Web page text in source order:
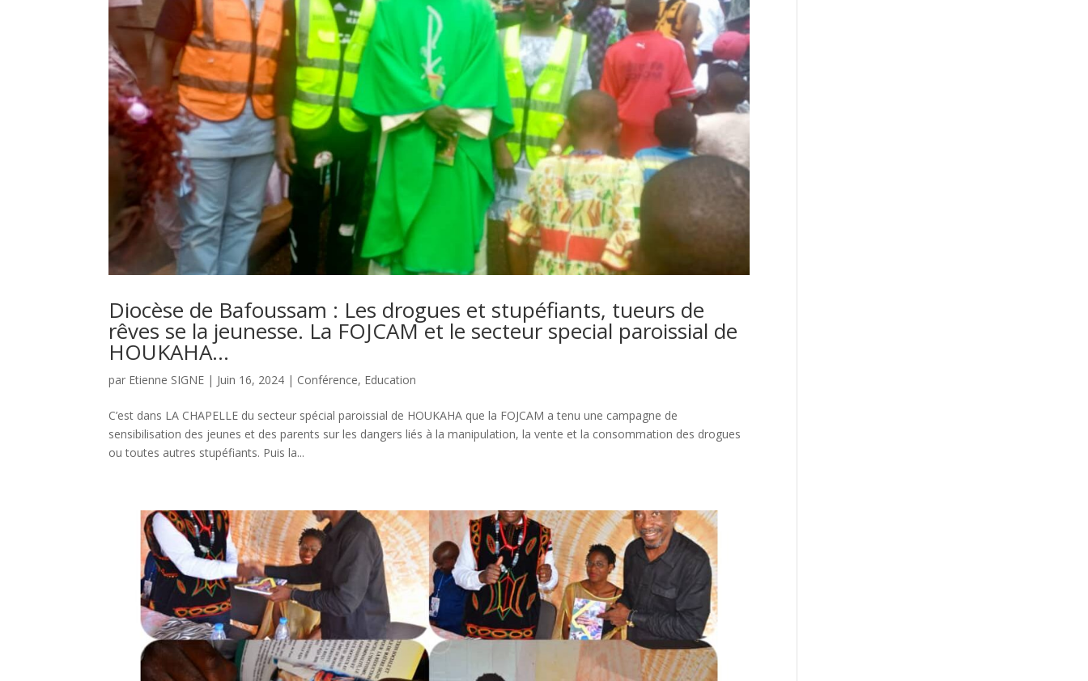
Diocèse de Bafoussam : Les drogues et stupéfiants, tueurs de
rêves se la jeunesse. La FOJCAM et le secteur special paroissial de
HOUKAHA…
par Etienne SIGNE | Juin 16, 2024 | Conférence, Education
C’est dans LA CHAPELLE du secteur spécial paroissial de HOUKAHA que la FOJCAM a tenu une campagne de
sensibilisation des jeunes et des parents sur les dangers liés à la manipulation, la vente et la consommation des drogues
ou toutes autres stupéfiants. Puis la...